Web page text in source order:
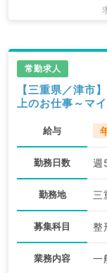
常勤求人
【三重県／津市
上のお仕事～マ
給与
勤務日数 週
勤務地 三
募集科目 整
業務内容 一